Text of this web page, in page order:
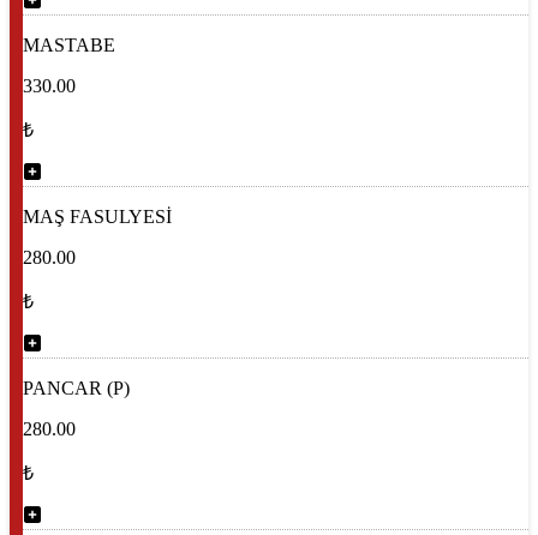
MASTABE
330.00
₺
MAŞ FASULYESİ
280.00
₺
PANCAR (P)
280.00
₺